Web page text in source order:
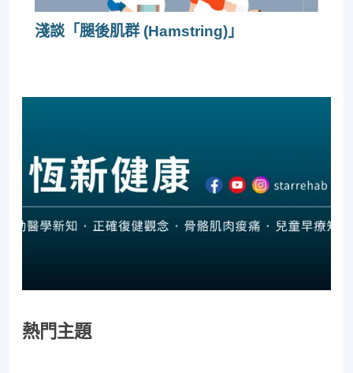
淺談「腿後肌群 (Hamstring)」
熱門主題